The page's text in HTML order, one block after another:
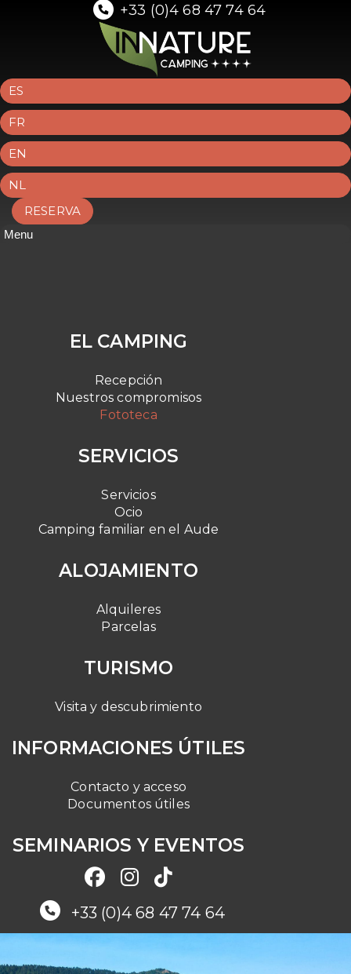
+33 (0)4 68 47 74 64
ES
FR
EN
NL
RESERVA
Menu
EL CAMPING
Recepción
Nuestros compromisos
Fototeca
SERVICIOS
Servicios
Ocio
Camping familiar en el Aude
ALOJAMIENTO
Alquileres
Parcelas
TURISMO
Visita y descubrimiento
INFORMACIONES ÚTILES
Contacto y acceso
Documentos útiles
SEMINARIOS Y EVENTOS
+33 (0)4 68 47 74 64